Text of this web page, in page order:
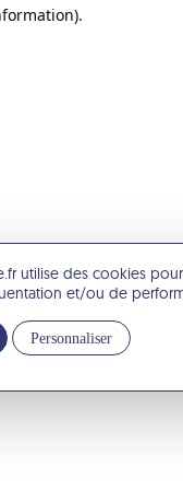
utilise des cookies
et/ou de
Personnaliser